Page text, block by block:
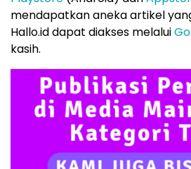
mendapatkan aneka artikel
Hallo.id dapat diakses melalui
kasih.